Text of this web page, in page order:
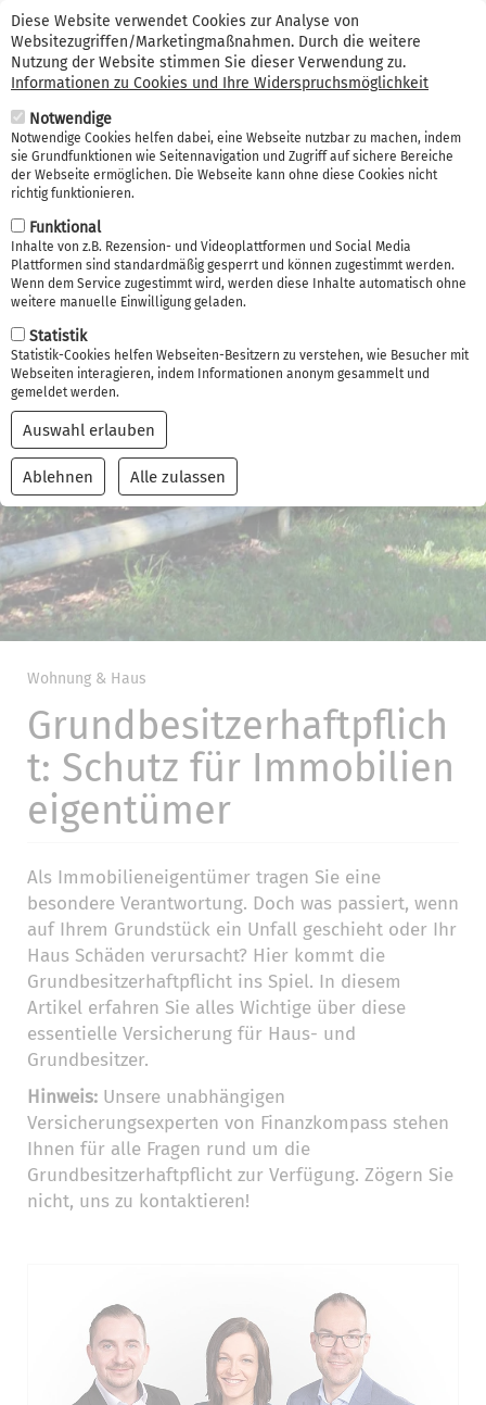
Direkt
zum
Inhalt
Kontakt (0341) 99 38 66 56 Erstinformation
Suche
Wohnung & Haus
Grundbesitzerhaftpflich
t: Schutz für Immobilien
eigentümer
Als Immobilieneigentümer tragen Sie eine
besondere Verantwortung. Doch was passiert, wenn
auf Ihrem Grundstück ein Unfall geschieht oder Ihr
Haus Schäden verursacht? Hier kommt die
Grundbesitzerhaftpflicht ins Spiel. In diesem
Artikel erfahren Sie alles Wichtige über diese
essentielle Versicherung für Haus- und
Grundbesitzer.
Hinweis: Unsere unabhängigen
Versicherungsexperten von Finanzkompass stehen
Ihnen für alle Fragen rund um die
Grundbesitzerhaftpflicht zur Verfügung. Zögern Sie
nicht, uns zu kontaktieren!
Diese Website verwendet Cookies zur Analyse von
Websitezugriffen/Marketingmaßnahmen. Durch die weitere
Nutzung der Website stimmen Sie dieser Verwendung zu.
Informationen zu Cookies und Ihre Widerspruchsmöglichkeit
Notwendige
Notwendige Cookies helfen dabei, eine Webseite nutzbar zu machen, indem
sie Grundfunktionen wie Seitennavigation und Zugriff auf sichere Bereiche
der Webseite ermöglichen. Die Webseite kann ohne diese Cookies nicht
richtig funktionieren.
Funktional
Inhalte von z.B. Rezension- und Videoplattformen und Social Media
Plattformen sind standardmäßig gesperrt und können zugestimmt werden.
Wenn dem Service zugestimmt wird, werden diese Inhalte automatisch ohne
weitere manuelle Einwilligung geladen.
Statistik
Statistik-Cookies helfen Webseiten-Besitzern zu verstehen, wie Besucher mit
Webseiten interagieren, indem Informationen anonym gesammelt und
gemeldet werden.
Auswahl erlauben
Ablehnen Alle zulassen